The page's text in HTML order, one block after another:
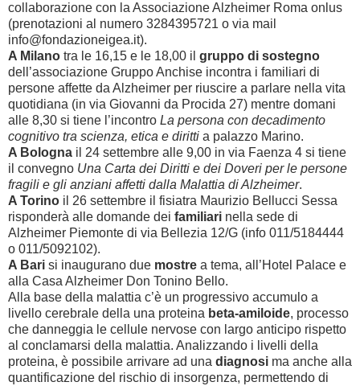
collaborazione con la Associazione Alzheimer Roma onlus
(prenotazioni al numero 3284395721 o via mail
info@fondazioneigea.it).
A Milano tra le 16,15 e le 18,00 il gruppo di sostegno
dell’associazione Gruppo Anchise incontra i familiari di
persone affette da Alzheimer per riuscire a parlare nella vita
quotidiana (in via Giovanni da Procida 27) mentre domani
alle 8,30 si tiene l’incontro La persona con decadimento
cognitivo tra scienza, etica e diritti a palazzo Marino.
A Bologna il 24 settembre alle 9,00 in via Faenza 4 si tiene
il convegno Una Carta dei Diritti e dei Doveri per le persone
fragili e gli anziani affetti dalla Malattia di Alzheimer.
A Torino il 26 settembre il fisiatra Maurizio Bellucci Sessa
risponderà alle domande dei familiari nella sede di
Alzheimer Piemonte di via Bellezia 12/G (info 011/5184444
o 011/5092102).
A Bari si inaugurano due mostre a tema, all’Hotel Palace e
alla Casa Alzheimer Don Tonino Bello.
Alla base della malattia c’è un progressivo accumulo a
livello cerebrale della una proteina beta-amiloide, processo
che danneggia le cellule nervose con largo anticipo rispetto
al conclamarsi della malattia. Analizzando i livelli della
proteina, è possibile arrivare ad una diagnosi ma anche alla
quantificazione del rischio di insorgenza, permettendo di